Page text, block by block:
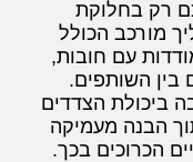
רק בחלוקת
מורכב הכולל
עם חובות,
בין השותפים.
ביכולת הצדדים
הבנה מעמיקה
הכרוכים בכך.